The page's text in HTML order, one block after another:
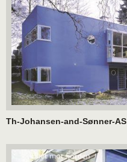
Th-Johansen-and-Sønner-AS